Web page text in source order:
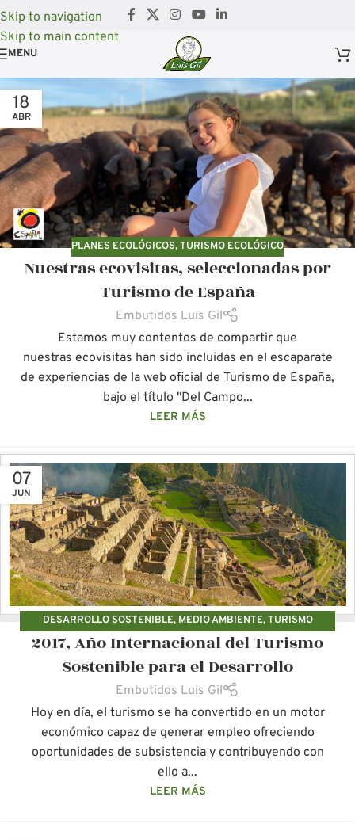
Skip to navigation
Skip to main content
MENU
18
ABR
PLANES ECOLÓGICOS,TURISMO ECOLÓGICO
Nuestras ecovisitas, seleccionadas por
Turismo de España
Embutidos Luis Gil
Estamos muy contentos de compartir que
nuestras ecovisitas han sido incluidas en el escaparate
de experiencias de la web oficial de Turismo de España,
bajo el título "Del Campo...
LEER MÁS
07
JUN
DESARROLLO SOSTENIBLE, MEDIO AMBIENTE,TURISMO
ECOLÓGICO ,VACACIONES SOSTENIBLES ,VIAJES ECOLÓGICOS
2017, Año Internacional del Turismo
Sostenible para el Desarrollo
Embutidos Luis Gil
Hoy en día, el turismo se ha convertido en un motor
económico capaz de generar empleo ofreciendo
oportunidades de subsistencia y contribuyendo con
ello a...
LEER MÁS